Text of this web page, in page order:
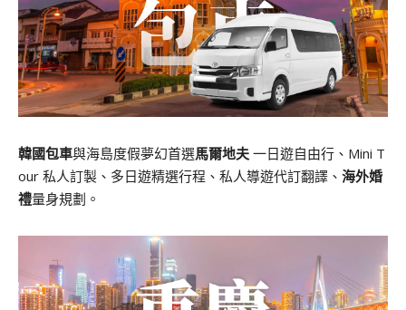
韓國包車與海島度假夢幻首選馬爾地夫 一日遊自由行、Mini T
our 私人訂製、多日遊精選行程、私人導遊代訂翻譯、 海外婚
禮量身規劃。